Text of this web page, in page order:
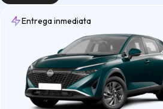
Entrega
7 días(1)
Inmediata
(2)
Entrega inmediata